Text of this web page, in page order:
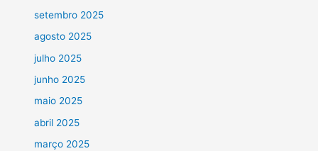
setembro 2025
agosto 2025
julho 2025
junho 2025
maio 2025
abril 2025
março 2025